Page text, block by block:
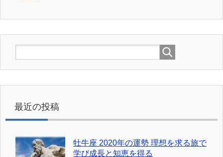
最近の投稿
牡牛座 2020年の運勢 理想を求る旅で
学び成長と知恵を得る